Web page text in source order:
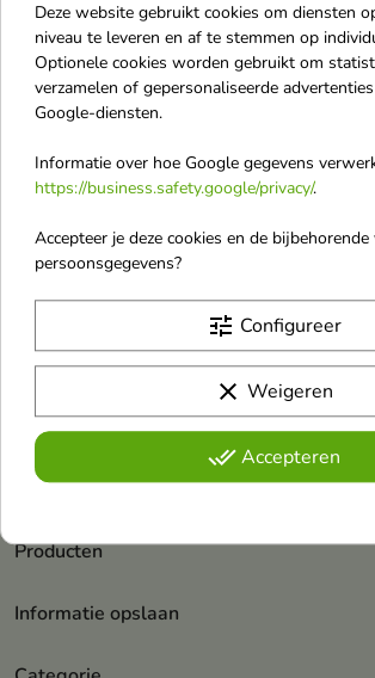
Odlewki Esencji Perfum
Koloniale Water Monsters
Geparfumeerde Water Monsters
Ontvang ons laatste nieuws en
aanbiedingen
U kunt op elk gewenst moment weer
u de contactgegevens gebruiken uit de
Producten
Informatie opslaan
Deze website gebruikt cookies om diensten
niveau te leveren en af te stemmen op
Optionele cookies worden gebruikt om
verzamelen of gepersonaliseerde
Google-diensten.
Informatie over hoe Google gegevens
https://business.safety.google/privacy/.
Accepteer je deze cookies en de
persoonsgegevens?
tune Configureer
clear Weigeren
done_all Accepteren